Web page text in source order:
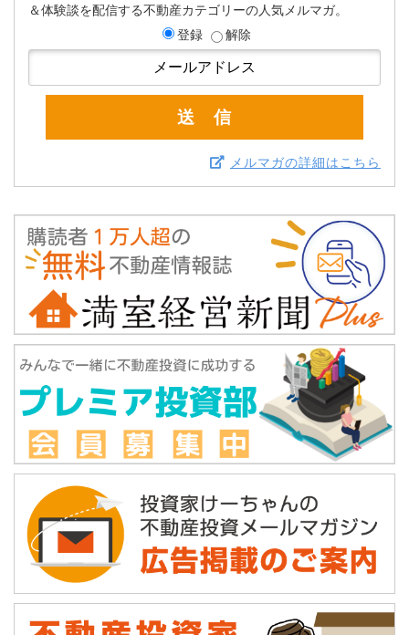
＆体験談を配信する不動産カテゴリーの人気メルマガ。
登録
解除
メルマガの詳細はこちら